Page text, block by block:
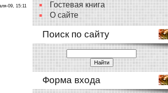
09, 15:11
Гостевая книга
О сайте
Поиск по сайту
Форма входа